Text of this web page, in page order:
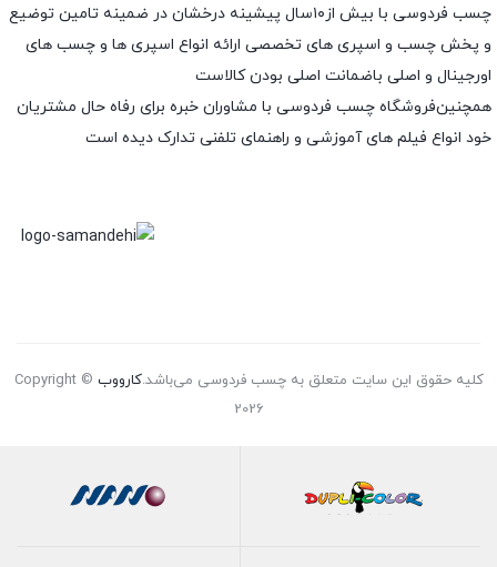
چسب فردوسی با بیش از۱۰سال پیشینه درخشان در ضمینه تامین توضیع
و پخش چسب و اسپری های تخصصی ارائه انواع اسپری ها و چسب های
اورجینال و اصلی باضمانت اصلی بودن کالاست
همچنین‌فروشگاه چسب فردوسی با مشاوران خبره برای رفاه حال مشتریان
خود انواع فیلم های آموزشی و راهنمای تلفنی تدارک دیده است
کلیه حقوق این سایت متعلق به چسب فردوسی می‌باشد.کارووب Copyright ©
2026